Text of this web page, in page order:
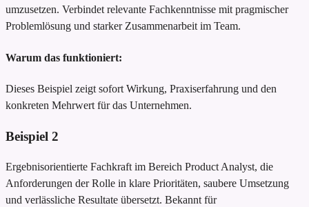
umzusetzen. Verbindet relevante Fachkenntnisse mit pragmischer
Problemlösung und starker Zusammenarbeit im Team.
Warum das funktioniert:
Dieses Beispiel zeigt sofort Wirkung, Praxiserfahrung und den
konkreten Mehrwert für das Unternehmen.
Beispiel 2
Ergebnisorientierte Fachkraft im Bereich Product Analyst, die
Anforderungen der Rolle in klare Prioritäten, saubere Umsetzung
und verlässliche Resultate übersetzt. Bekannt für